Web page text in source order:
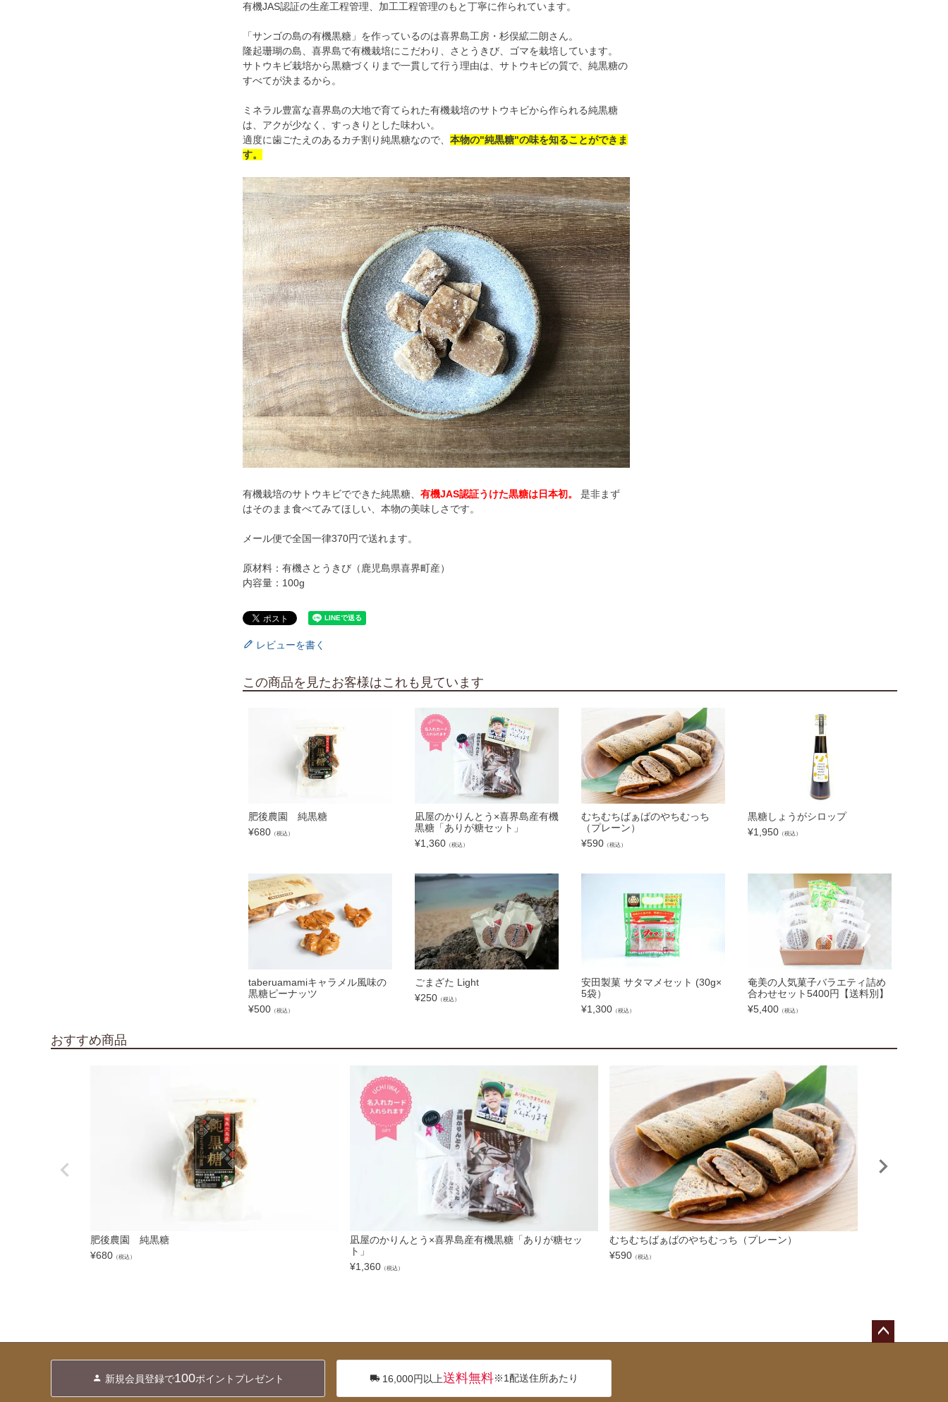
有機JAS認証の生産工程管理、加工工程管理のもと丁寧に作られています。
「サンゴの島の有機黒糖」を作っているのは喜界島工房・杉俣絋二朗さん。
隆起珊瑚の島、喜界島で有機栽培にこだわり、さとうきび、ゴマを栽培しています。
サトウキビ栽培から黒糖づくりまで一貫して行う理由は、サトウキビの質で、純黒糖の
すべてが決まるから。
ミネラル豊富な喜界島の大地で育てられた有機栽培のサトウキビから作られる純黒糖
は、アクが少なく、すっきりとした味わい。
適度に歯ごたえのあるカチ割り純黒糖なので、 本物の"純黒糖"の味を知ることができま
す。
有機栽培のサトウキビでできた純黒糖、 有機JAS認証うけた黒糖は日本初。
是非まず
はそのまま食べてみてほしい、本物の美味しさです。
メール便で全国一律370円で送れます。
原材料：有機さとうきび（鹿児島県喜界町産）
内容量：100g
レビューを書く
この商品を見たお客様はこれも見ています
肥後農園 純黒糖
¥680 （税込）
凪屋のかりんとう×喜界島産有機
黒糖「ありが糖セット」
¥1,360 （税込）
むちむちばぁばのやちむっち
（プレーン）
¥590 （税込）
黒糖しょうがシロップ
¥1,950 （税込）
taberuamamiキャラメル風味の
黒糖ピーナッツ
¥500 （税込）
ごまざた Light
¥250 （税込）
安田製菓 サタマメセット (30g×
5袋）
¥1,300 （税込）
奄美の人気菓子バラエティ詰め
合わせセット5400円【送料別】
¥5,400 （税込）
おすすめ商品
肥後農園 純黒糖
¥680 （税込）
凪屋のかりんとう×喜界島産有機黒糖「ありが糖セッ
ト」
¥1,360 （税込）
むちむちばぁばのやちむっち（プレーン）
¥590 （税込）
新規会員登録で100ポイントプレゼント 16,000円以上送料無料※1配送住所あたり